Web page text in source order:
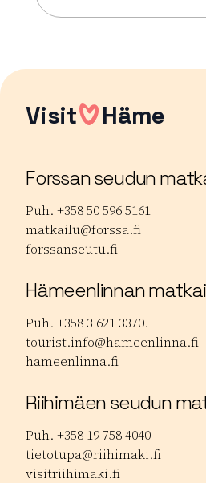
Lue lisää
Visit Häme
Forssan seudun
Puh. +358 50 596 5161
matkailu@forssa.fi
forssanseutu.fi
Hämeenlinnan
Puh. +358 3 621 3370.
tourist.info@hameenlinna.fi
hameenlinna.fi
Riihimäen seudun
Puh. +358 19 758 4040
tietotupa@riihimaki.fi
visitriihimaki.fi